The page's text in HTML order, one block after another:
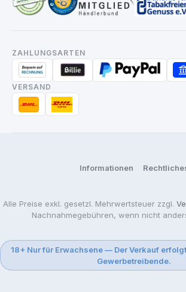
ZAHLUNGSARTEN
VERSAND
Informationen
Alle Preise exkl. gesetzl. Mehrwertsteuer zzgl.
Nachnahmegebühren, wenn nicht
18+ Nur für Erwachsene — Der Verkauf
Gewerbetreibende.